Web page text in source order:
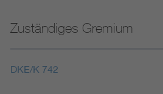
Zuständiges Gremium
DKE/K 742